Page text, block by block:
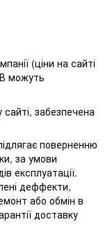
(ціни на сайті
можуть
забезпечена
поверненню
за умови
експлуатації.
деффекти,
або обмін в
доставку